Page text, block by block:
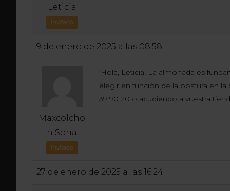
Leticia
Invitado
9 de enero de 2025 a las 08:58
Maxcolcho
n Soria
Invitado
¡Hola, Leticia! La almohada es
elegir en función de la postura en la
39 90 20 o acudiendo a vuestra
27 de enero de 2025 a las 16:24